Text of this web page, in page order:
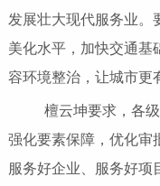
发展壮大现代服务业。
美化水平，加快交通基
容环境整治，让城市更
檀云坤要求，各级
强化要素保障，优化审
服务好企业、服务好项